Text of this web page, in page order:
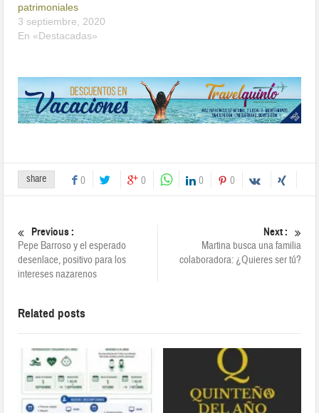
patrimoniales
3 septiembre, 2020
En «Destacadas»
share 0 0 0 0
Previous :
Pepe Barroso y el esperado
desenlace, positivo para los
intereses nazarenos
Next :
Martina busca una familia
colaboradora: ¿Quieres ser tú?
Related posts